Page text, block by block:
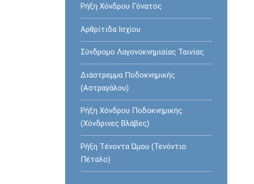
Ρήξη Χόνδρου Γόνατος
Αρθρίτιδα Ισχίου
Σύνδρομο Λαγονοκνημιαίας Ταινίας
Διάστρεμμα Ποδοκνημικής
(Αστραγάλου)
Ρήξη Χόνδρου Ποδοκνημικής
(Χόνδρινες Βλάβες)
Ρήξη Τένοντα Ώμου (Τενόντιο
Πέταλο)